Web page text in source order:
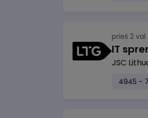
prieš 2 val.
IT
JSC
4945 -